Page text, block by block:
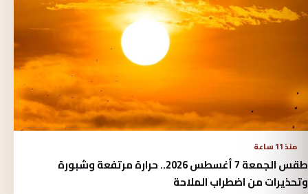
منذ 11 ساعة
طقس الجمعة 7 أغسطس 2026.. حرارة مرتفعة وشبورة
وتحذيرات من اضطراب الملاحة